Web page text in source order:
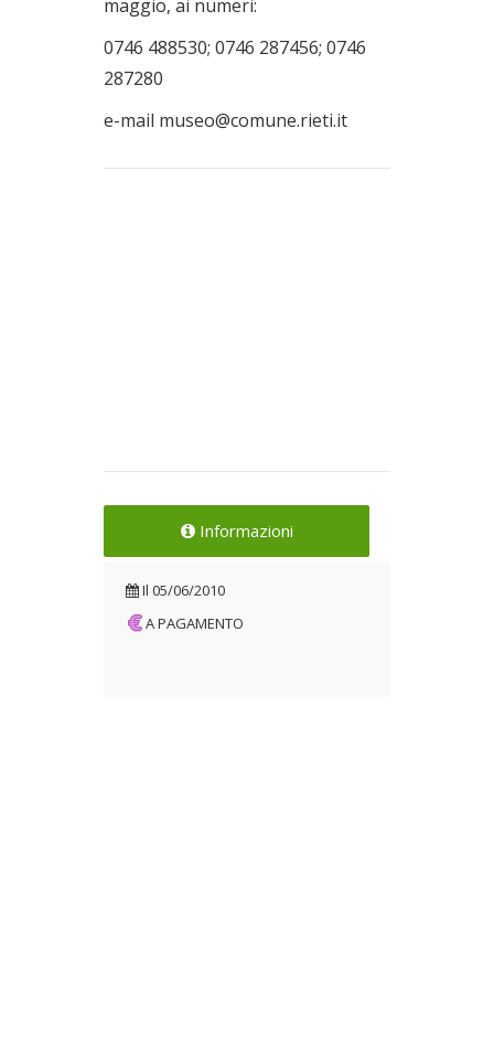
maggio, ai numeri:
0746 488530; 0746 287456; 0746
287280
e-mail museo@comune.rieti.it
Informazioni
Il 05/06/2010
A PAGAMENTO